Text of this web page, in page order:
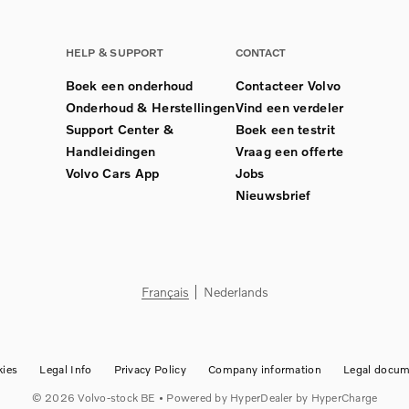
HELP & SUPPORT
Boek een onderhoud
Onderhoud & Herstellingen
Support Center &
Handleidingen
Volvo Cars App
CONTACT
Contacteer Volvo
Vind een verdeler
Boek een testrit
Vraag een offerte
Jobs
Nieuwsbrief
Français Nederlands
Legal Info Privacy Policy Company information Legal
© 2026 Volvo-stock BE • Powered by HyperDealer by HyperCharge